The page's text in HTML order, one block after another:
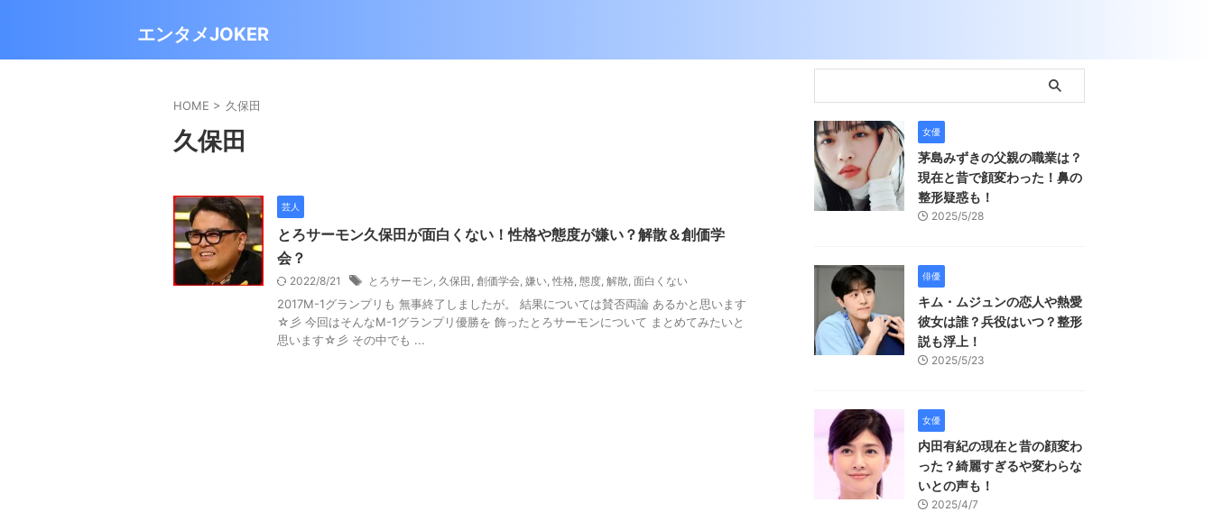
エンタメJOKER
HOME > 久保田
久保田
芸人
とろサーモン久保田が面白くない！性格や態度が嫌い？解散＆創価学
会？
2022/8/21 とろサーモン, 久保田 , 創価学会, 嫌い, 性格, 態度, 解散, 面白くない
2017M-1グランプリも 無事終了しましたが。 結果については賛否両論 あるかと思います
☆彡 今回はそんなM-1グランプリ優勝を 飾ったとろサーモンについて まとめてみたいと
思います☆彡 その中でも ...
女優
茅島みずきの父親の職業は？
現在と昔で顔変わった！鼻の
整形疑惑も！
2025/5/28
俳優
キム・ムジュンの恋人や熱愛
彼女は誰？兵役はいつ？整形
説も浮上！
2025/5/23
女優
内田有紀の現在と昔の顔変わ
った？綺麗すぎるや変わらな
いとの声も！
2025/4/7